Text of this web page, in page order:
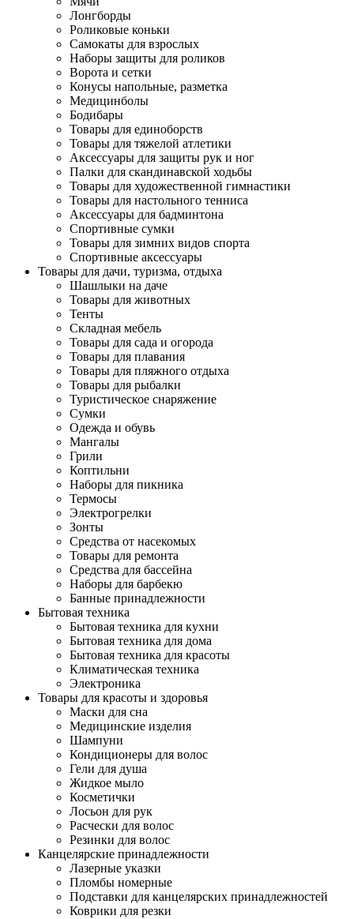
Лонгборды
Роликовые коньки
Самокаты для взрослых
Наборы защиты для роликов
Ворота и сетки
Конусы напольные, разметка
Медицинболы
Бодибары
Товары для единоборств
Товары для тяжелой атлетики
Аксессуары для защиты рук и ног
Палки для скандинавской ходьбы
Товары для художественной гимнастики
Товары для настольного тенниса
Аксессуары для бадминтона
Спортивные сумки
Товары для зимних видов спорта
Спортивные аксессуары
Товары для дачи, туризма, отдыха
Шашлыки на даче
Товары для животных
Тенты
Складная мебель
Товары для сада и огорода
Товары для плавания
Товары для пляжного отдыха
Товары для рыбалки
Туристическое снаряжение
Сумки
Одежда и обувь
Мангалы
Грили
Коптильни
Наборы для пикника
Термосы
Электрогрелки
Зонты
Средства от насекомых
Товары для ремонта
Средства для бассейна
Наборы для барбекю
Банные принадлежности
Бытовая техника
Бытовая техника для кухни
Бытовая техника для дома
Бытовая техника для красоты
Климатическая техника
Электроника
Товары для красоты и здоровья
Маски для сна
Медицинские изделия
Шампуни
Кондиционеры для волос
Гели для душа
Жидкое мыло
Косметички
Лосьон для рук
Расчески для волос
Резинки для волос
Канцелярские принадлежности
Лазерные указки
Пломбы номерные
Подставки для канцелярских принадлежностей
Коврики для резки